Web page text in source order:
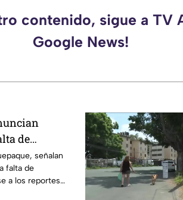
contenido, sigue a TV
Google News!
de
señalan
falta de
a los reportes